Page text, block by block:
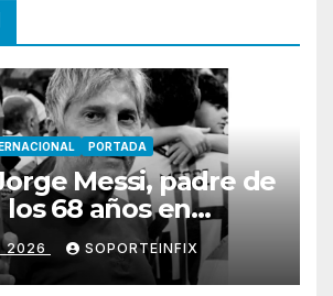
PORTADA
Messi, padre de
los 68 años en
2026 SOPORTEINFIX